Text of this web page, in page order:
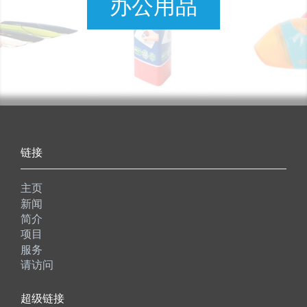
链接
主页
新闻
简介
项目
服务
请访问
超级链接